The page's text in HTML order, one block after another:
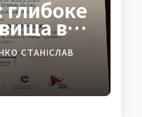
в
та
СТАНІСЛАВ